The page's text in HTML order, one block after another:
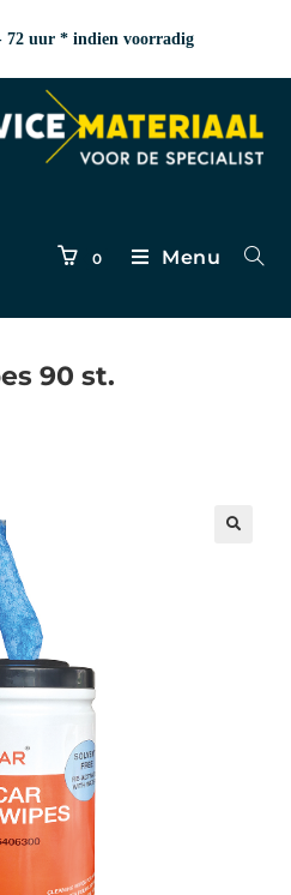
72 uur * indien voorradig
0 Menu
90 st.